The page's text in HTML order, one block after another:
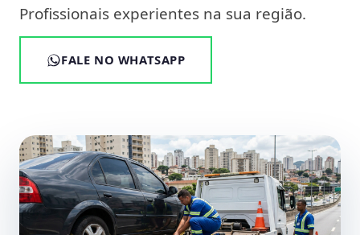
Profissionais experientes na sua região.
FALE NO WHATSAPP